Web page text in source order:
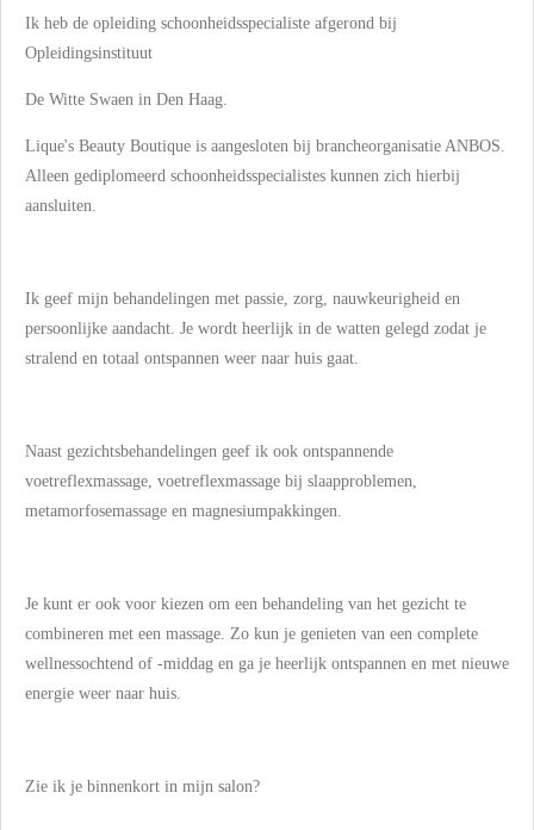
Ik heb de opleiding schoonheidsspecialiste afgerond bij
Opleidingsinstituut
De Witte Swaen in Den Haag.
Lique's Beauty Boutique is aangesloten bij brancheorganisatie ANBOS.
Alleen gediplomeerd schoonheidsspecialistes kunnen zich hierbij
aansluiten.
Ik geef mijn behandelingen met passie, zorg, nauwkeurigheid en
persoonlijke aandacht. Je wordt heerlijk in de watten gelegd zodat je
stralend en totaal ontspannen weer naar huis gaat.
Naast gezichtsbehandelingen geef ik ook ontspannende
voetreflexmassage, voetreflexmassage bij slaapproblemen,
metamorfosemassage en magnesiumpakkingen.
Je kunt er ook voor kiezen om een behandeling van het gezicht te
combineren met een massage. Zo kun je genieten van een complete
wellnessochtend of -middag en ga je heerlijk ontspannen en met nieuwe
energie weer naar huis.
Zie ik je binnenkort in mijn salon?